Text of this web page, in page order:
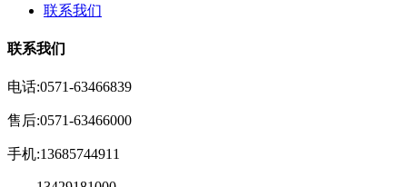
联系我们
联系我们
电话:0571-63466839
售后:0571-63466000
手机:13685744911